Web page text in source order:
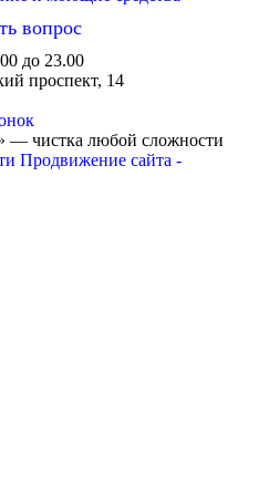
вопрос
до 23.00
проспект, 14
— чистка любой сложности
Продвижение сайта -